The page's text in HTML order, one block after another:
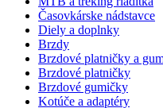
Časovkárske nádstavce
Diely a doplnky
Brzdy
Brzdové platničky a
Brzdové platničky
Brzdové gumičky
Kotúče a adaptéry